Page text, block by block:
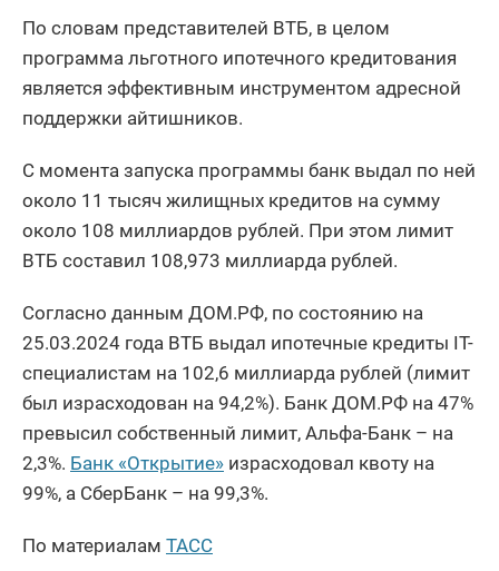
По словам представителей ВТБ, в целом
программа льготного ипотечного кредитования
является эффективным инструментом адресной
поддержки айтишников.
С момента запуска программы банк выдал по ней
около 11 тысяч жилищных кредитов на сумму
около 108 миллиардов рублей. При этом лимит
ВТБ составил 108,973 миллиарда рублей.
Согласно данным ДОМ.РФ, по состоянию на
25.03.2024 года ВТБ выдал ипотечные кредиты IT-
специалистам на 102,6 миллиарда рублей (лимит
был израсходован на 94,2%). Банк ДОМ.РФ на 47%
превысил собственный лимит, Альфа-Банк – на
2,3%. Банк «Открытие» израсходовал квоту на
99%, а СберБанк – на 99,3%.
По материалам ТАСС